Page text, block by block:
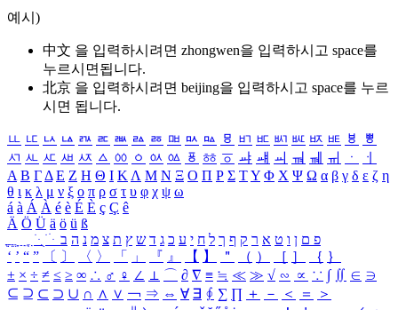
예시)
中文 을 입력하시려면 zhongwen을 입력하시고 space를
누르시면됩니다.
北京 을 입력하시려면 beijing을 입력하시고 space를 누르
시면 됩니다.
ㅥ ㅦ ㅧ ㅨ ㅩ ㅪ ㅫ ㅬ ㅭ ㅮ ㅯ ㅰ ㅱ ㅲ ㅳ ㅴ ㅵ ㅶ ㅷ ㅸ
ㅹ
ㅺ ㅻ ㅼ ㅽ ㅾ ㅿ ㆀ ㆁ ㆂ ㆃ ㆄ ㆅ ㆆ ㆇ ㆈ ㆉ ㆊ ㆋ ㆌ ㆍ
ㆎ
Α Β ΓΔ Ε Ζ Η Θ Ι ΚΛ Μ Ν Ξ Ο Π Ρ Σ ΤΥ Φ Χ Ψ Ω α β γ δ ε ζ η
θ ι κ λ μ ν ξ ο π ρ σ τ υ φ χ ψ ω
á à Á À é è É È ç Ç ê
Ä Ö Ü ä ö ü ß
ִֶֹ ֻּ ׁׂ פ ם ן ו ט א ר ק ף ך ל ח י ע כ ג ד ש ץ ת צ מ נ ה ב
‘ ’ “ ” 〔 〕 〈 〉 「 」 『 』 【 】 ＂ （ ） ［ ］ ｛ ｝
± × ÷ ≠ ≤ ≥ ∞ ∴ ♂ ♀ ∠ ⊥ ⌒ ∂ ∇ ≡ ≒ ≪ ≫ √ ∽ ∝ ∵ ∫ ∬ ∈ ∋
⊆ ⊇ ⊂ ⊃ ∪ ∩ ∧ ∨ ￢ ⇒ ⇔ ∀ ∃ ∮ ∑ ∏ ＋ － ＜ ＝
＞